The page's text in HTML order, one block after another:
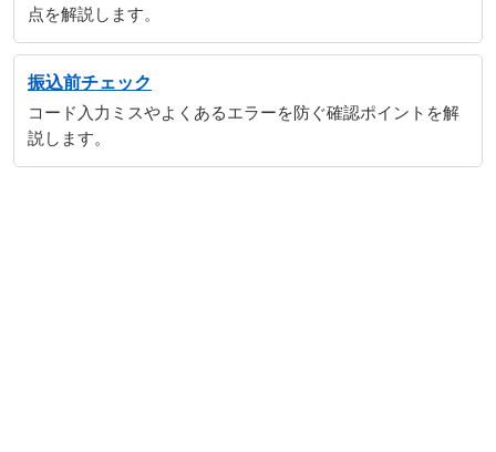
点を解説します。
振込前チェック
コード入力ミスやよくあるエラーを防ぐ確認ポイントを解
説します。